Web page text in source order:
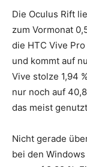
Die Oculus Rift
zum Vormonat
die HTC Vive
und kommt auf
Vive stolze 1,94
nur noch auf
das meist
Nicht gerade
bei den